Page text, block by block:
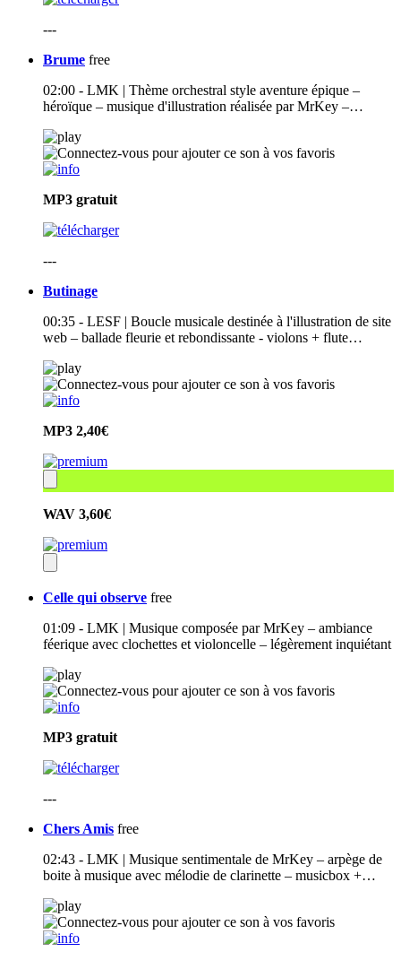
---
Brume free
02:00 - LMK | Thème orchestral style aventure épique –
héroïque – musique d'illustration réalisée par MrKey –…
MP3 gratuit
---
Butinage
00:35 - LESF | Boucle musicale destinée à l'illustration de site
web – ballade fleurie et rebondissante - violons + flute…
MP3 2,40€
WAV 3,60€
Celle qui observe free
01:09 - LMK | Musique composée par MrKey – ambiance
féerique avec clochettes et violoncelle – légèrement inquiétant
MP3 gratuit
---
Chers Amis free
02:43 - LMK | Musique sentimentale de MrKey – arpège de
boite à musique avec mélodie de clarinette – musicbox +…